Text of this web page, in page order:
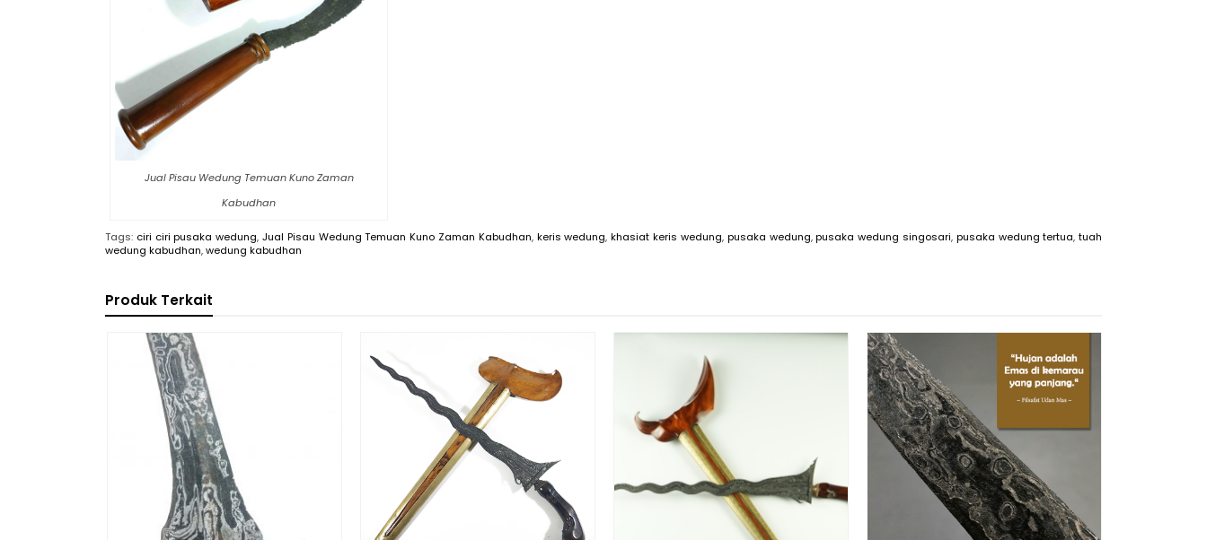
Jual Pisau Wedung Temuan Kuno Zaman
Kabudhan
Tags: ciri ciri pusaka wedung,Jual Pisau Wedung Temuan Kuno Zaman Kabudhan, keris wedung,khasiat keris wedung, pusaka wedung,pusaka wedung singosari, pusaka wedung tertua,tuah
wedung kabudhan,wedung kabudhan
Produk Terkait